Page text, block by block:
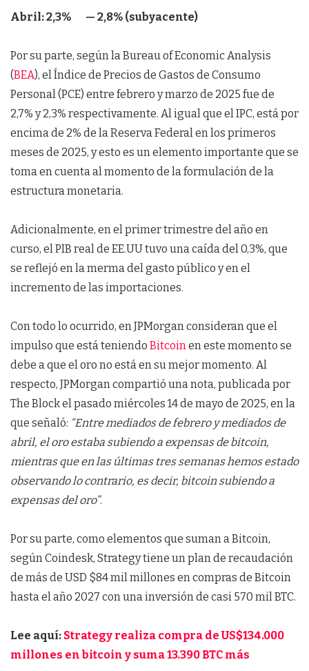
Abril: 2,3% — 2,8% (subyacente)
Por su parte, según la Bureau of Economic Analysis
(BEA), el Índice de Precios de Gastos de Consumo
Personal (PCE) entre febrero y marzo de 2025 fue de
2,7% y 2,3% respectivamente. Al igual que el IPC, está por
encima de 2% de la Reserva Federal en los primeros
meses de 2025, y esto es un elemento importante que se
toma en cuenta al momento de la formulación de la
estructura monetaria.
Adicionalmente, en el primer trimestre del año en
curso, el PIB real de EE.UU tuvo una caída del 0,3%, que
se reflejó en la merma del gasto público y en el
incremento de las importaciones.
Con todo lo ocurrido, en JPMorgan consideran que el
impulso que está teniendo Bitcoinen este momento se
debe a que el oro no está en su mejor momento. Al
respecto, JPMorgan compartió una nota, publicada por
The Block el pasado miércoles 14 de mayo de 2025, en la
que señaló: “Entre mediados de febrero y mediados de
abril, el oro estaba subiendo a expensas de bitcoin,
mientras que en las últimas tres semanas hemos estado
observando lo contrario, es decir, bitcoin subiendo a
expensas del oro”.
Por su parte, como elementos que suman a Bitcoin,
según Coindesk, Strategy tiene un plan de recaudación
de más de USD $84 mil millones en compras de Bitcoin
hasta el año 2027 con una inversión de casi 570 mil BTC.
Lee aquí: Strategy realiza compra de US$134.000
millones en bitcoin y suma 13.390 BTC más